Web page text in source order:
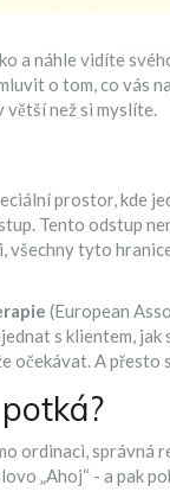
a náhle vidíte
o tom, co vás
větší než si myslíte.
prostor, kde
Tento odstup
všechny tyto
(European
s klientem, jak
očekávat. A
ordinaci, správná
„Ahoj“ - a pak